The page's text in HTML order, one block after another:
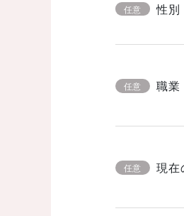
任意 性別
任意 職業
任意 現在